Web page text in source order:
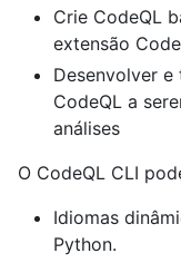
Crie CodeQL
extensão
Desenvolver
CodeQL a
análises
O CodeQL CLI
Idiomas
Python.